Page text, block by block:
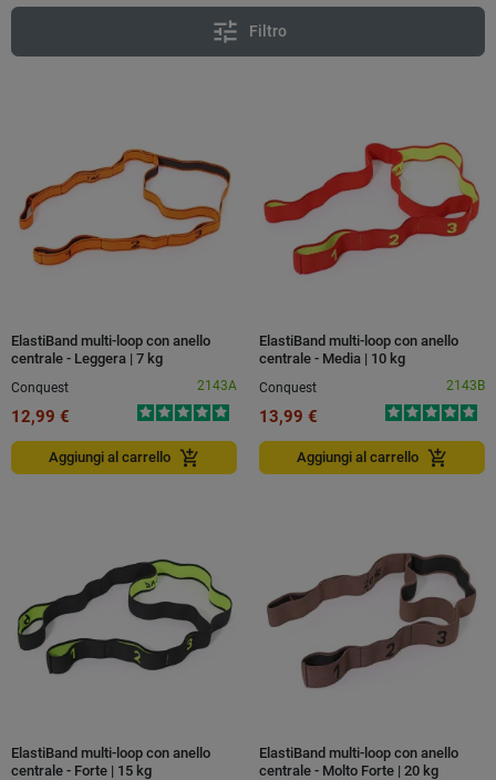
tune Filtro
ElastiBand multi-loop con anello
centrale - Leggera | 7 kg
Conquest
2143A
12,99 €
Aggiungi al carrello add_shopping_cart
ElastiBand multi-loop con anello
centrale - Media | 10 kg
Conquest
2143B
13,99 €
Aggiungi al carrello add_shopping_cart
ElastiBand multi-loop con anello
centrale - Forte | 15 kg
ElastiBand multi-loop con anello
centrale - Molto Forte | 20 kg